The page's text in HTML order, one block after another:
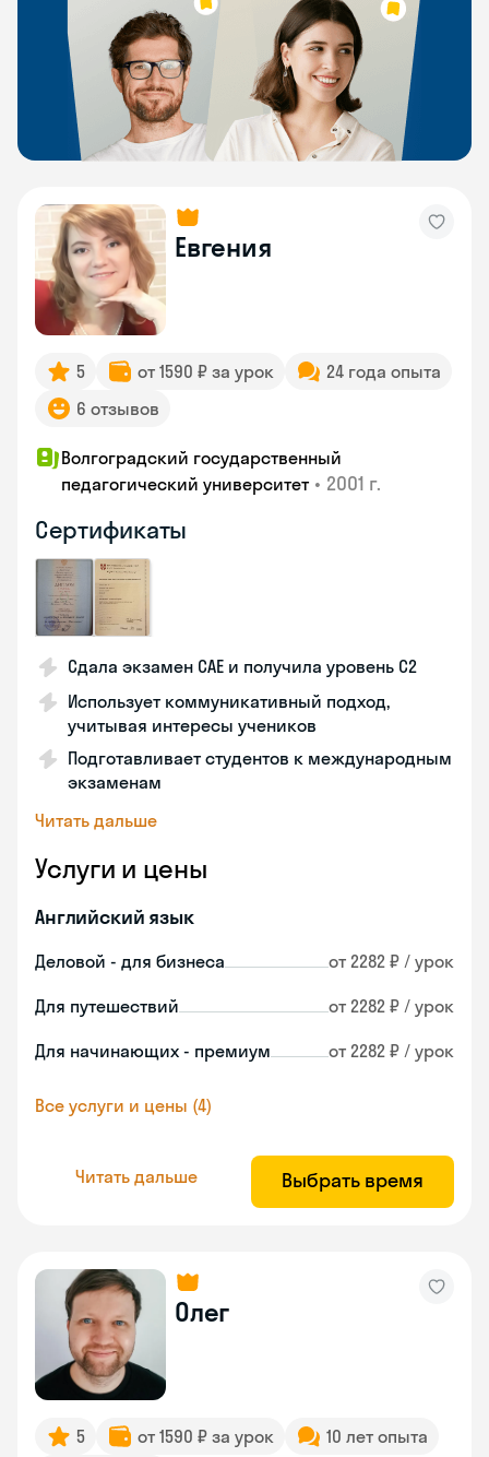
Евгения
5 от 1590 ₽ за урок
24 года опыта
6 отзывов
Волгоградский государственный
педагогический университет • 2001 г.
Сертификаты
Сдала экзамен CAE и получила уровень С2
Использует коммуникативный подход,
учитывая интересы учеников
Подготавливает студентов к международным
экзаменам
Читать дальше
Услуги и цены
Английский язык
Деловой - для бизнеса от 2282 ₽ / урок
Для путешествий от 2282 ₽ / урок
Для начинающих - премиум от 2282 ₽ / урок
Все услуги и цены (4)
Читать дальше Выбрать время
Олег
5 от 1590 ₽ за урок
10 лет опыта